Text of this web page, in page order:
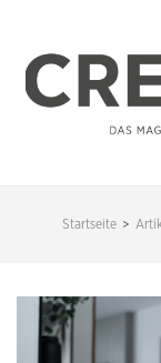
springen
(Enter
Startseite >